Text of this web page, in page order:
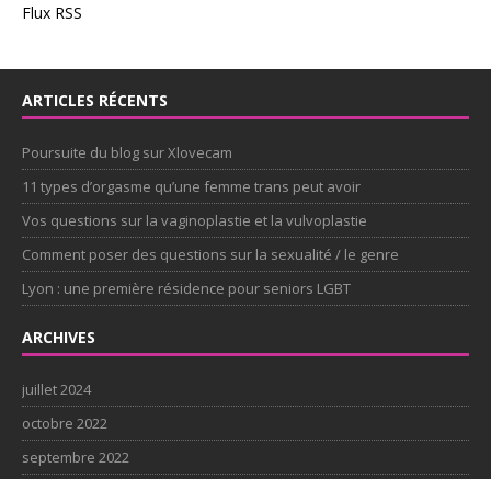
Flux RSS
ARTICLES RÉCENTS
Poursuite du blog sur Xlovecam
11 types d’orgasme qu’une femme trans peut avoir
Vos questions sur la vaginoplastie et la vulvoplastie
Comment poser des questions sur la sexualité / le genre
Lyon : une première résidence pour seniors LGBT
ARCHIVES
juillet 2024
octobre 2022
septembre 2022